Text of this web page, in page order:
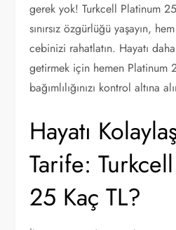
gerek yok! Turkcell Platinum
sınırsız özgürlüğü yaşayın,
cebinizi rahatlatın. Hayatı
getirmek için hemen Platinum
bağımlılığınızı kontrol altına
Hayatı
Tarife:
25 Kaç TL?